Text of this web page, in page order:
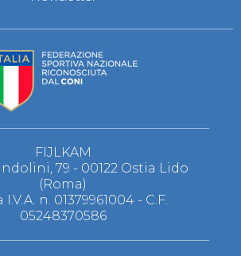
Merchandising
Contatti
News
Cookies Accept
Newsletter
Webinar
Corsi Monotematici
di Specializzazione
FIJLKAM-FISDIR
Preparatore Fisico
class - Didattica infantile
Direttore di Gara
FIJLKAM
79 - 00122 Ostia Lido
(Roma)
n. 01379961004 - C.F.
05248370586